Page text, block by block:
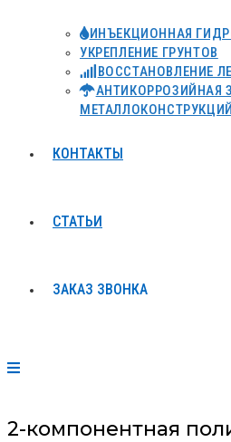
ИНЪЕКЦИОННАЯ
УКРЕПЛЕНИЕ ГРУНТОВ
ВОССТАНОВЛЕНИЕ
АНТИКОРРОЗИЙНАЯ
МЕТАЛЛОКОНСТРУКЦИЙ
КОНТАКТЫ
СТАТЬИ
ЗАКАЗ ЗВОНКА
2-компонентная